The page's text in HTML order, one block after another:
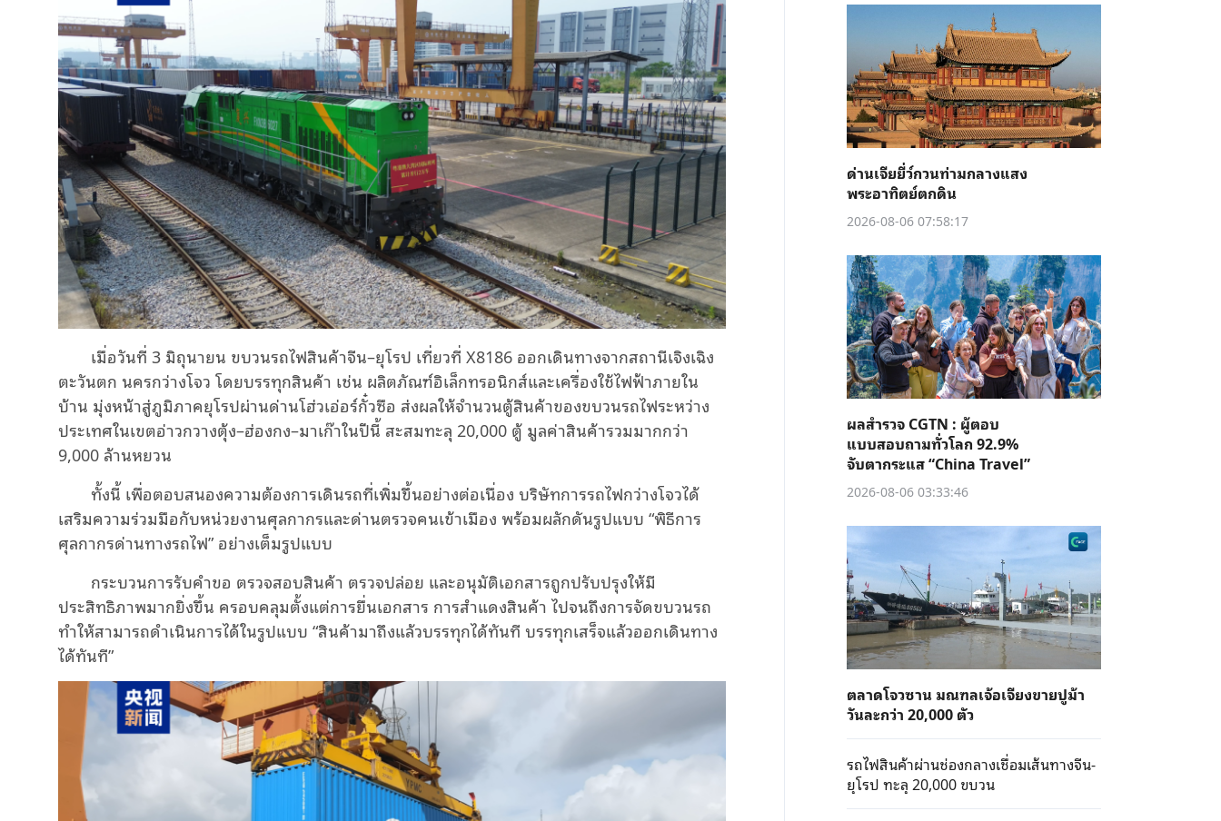
เมื่อวันที่ 3 มิถุนายน ขบวนรถไฟสินค้าจีน–ยุโรป เที่ยวที่ X8186 ออกเดินทางจากสถานีเจิงเฉิง
ตะวันตก นครกว่างโจว โดยบรรทุกสินค้า เช่น ผลิตภัณฑ์อิเล็กทรอนิกส์และเครื่องใช้ไฟฟ้าภายใน
บ้าน มุ่งหน้าสู่ภูมิภาคยุโรปผ่านด่านโฮ่วเอ่อร์กั๋วซือ ส่งผลให้จำนวนตู้สินค้าของขบวนรถไฟระหว่าง
ประเทศในเขตอ่าวกวางตุ้ง–ฮ่องกง–มาเก๊าในปีนี้ สะสมทะลุ 20,000 ตู้ มูลค่าสินค้ารวมมากกว่า
9,000 ล้านหยวน
ทั้งนี้ เพื่อตอบสนองความต้องการเดินรถที่เพิ่มขึ้นอย่างต่อเนื่อง บริษัทการรถไฟกว่างโจวได้
เสริมความร่วมมือกับหน่วยงานศุลกากรและด่านตรวจคนเข้าเมือง พร้อมผลักดันรูปแบบ “พิธีการ
ศุลกากรด่านทางรถไฟ” อย่างเต็มรูปแบบ
กระบวนการรับคำขอ ตรวจสอบสินค้า ตรวจปล่อย และอนุมัติเอกสารถูกปรับปรุงให้มี
ประสิทธิภาพมากยิ่งขึ้น ครอบคลุมตั้งแต่การยื่นเอกสาร การสำแดงสินค้า ไปจนถึงการจัดขบวนรถ
ทำให้สามารถดำเนินการได้ในรูปแบบ “สินค้ามาถึงแล้วบรรทุกได้ทันที บรรทุกเสร็จแล้วออกเดินทาง
ได้ทันที”
ด่านเจียยี่ว์กวนท่ามกลางแสง
พระอาทิตย์ตกดิน
2026-08-06 07:58:17
ผลสำรวจ CGTN : ผู้ตอบ
แบบสอบถามทั่วโลก 92.9%
จับตากระแส “China Travel”
2026-08-06 03:33:46
ตลาดโจวซาน มณฑลเจ้อเจียงขายปูม้า
วันละกว่า 20,000 ตัว
รถไฟสินค้าผ่านช่องกลางเชื่อมเส้นทางจีน-
ยุโรป ทะลุ 20,000 ขบวน